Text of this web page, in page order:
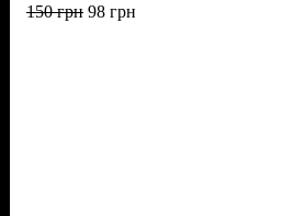
150грн 98 грн